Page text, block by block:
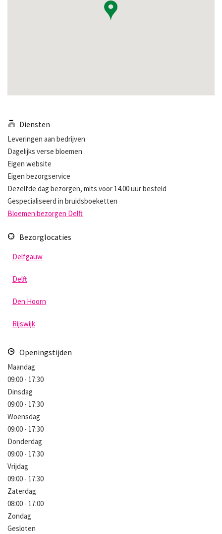
Diensten
Leveringen aan bedrijven
Dagelijks verse bloemen
Eigen website
Eigen bezorgservice
Dezelfde dag bezorgen, mits voor 14.00 uur besteld
Gespecialiseerd in bruidsboeketten
Bloemen bezorgen Delft
Bezorglocaties
Delfgauw
Delft
Den Hoorn
Rijswijk
Openingstijden
Maandag
09:00 - 17:30
Dinsdag
09:00 - 17:30
Woensdag
09:00 - 17:30
Donderdag
09:00 - 17:30
Vrijdag
09:00 - 17:30
Zaterdag
08:00 - 17:00
Zondag
Gesloten